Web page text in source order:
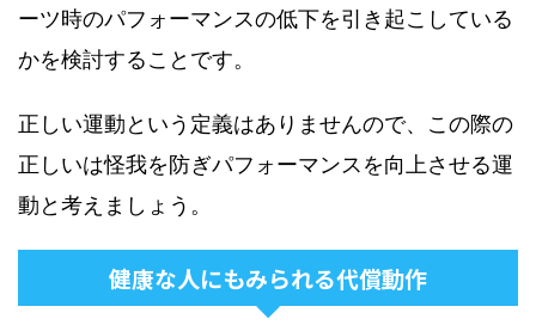
ーツ時のパフォーマンスの低下を引き起こしている
かを検討することです。
正しい運動という定義はありませんので、この際の
正しいは怪我を防ぎパフォーマンスを向上させる運
動と考えましょう。
健康な人にもみられる代償動作